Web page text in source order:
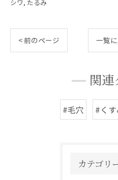
シワ たるみ
< 前のページ 一覧
関連
#毛穴 #く
カテゴリ